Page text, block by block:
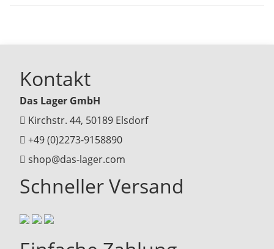
Kontakt
Das Lager GmbH
Kirchstr. 44, 50189 Elsdorf
+49 (0)2273-9158890
shop@das-lager.com
Schneller Versand